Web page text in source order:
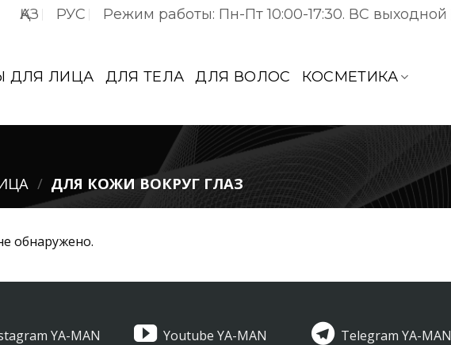
ҚАЗ РУС Режим работы: Пн-Пт 10:00-17:30. ВC выходной
ДЛЯ ЛИЦА ДЛЯ ТЕЛА ДЛЯ ВОЛОС КОСМЕТИКА
/ ДЛЯ КОЖИ ВОКРУГ ГЛАЗ
обнаружено.
YA-MAN Youtube YA-MAN Telegram YA-MAN